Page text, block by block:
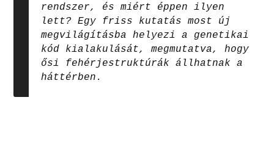
rendszer, és miért éppen ilyen
lett? Egy friss kutatás most új
megvilágításba helyezi a genetikai
kód kialakulását, megmutatva, hogy
ősi fehérjestruktúrák állhatnak a
háttérben.